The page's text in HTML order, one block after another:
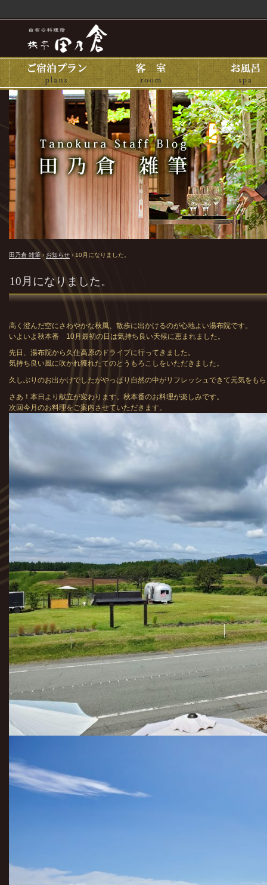
田乃倉 雑筆 › お知らせ › 10月になりました。
10月になりました。
高く澄んだ空にさわやかな秋風、散歩に出かけるのが心地よい湯布院です。
いよいよ秋本番 10月最初の日は気持ち良い天候に恵まれました。
先日、湯布院から久住高原のドライブに行ってきました。
気持ち良い風に吹かれ獲れたてのとうもろこしをいただきました。
久しぶりのお出かけでしたがやっぱり自然の中がリフレッシュできて元気をも
さあ！本日より献立が変わります。秋本番のお料理が楽しみです。
次回今月のお料理をご案内させていただきます。